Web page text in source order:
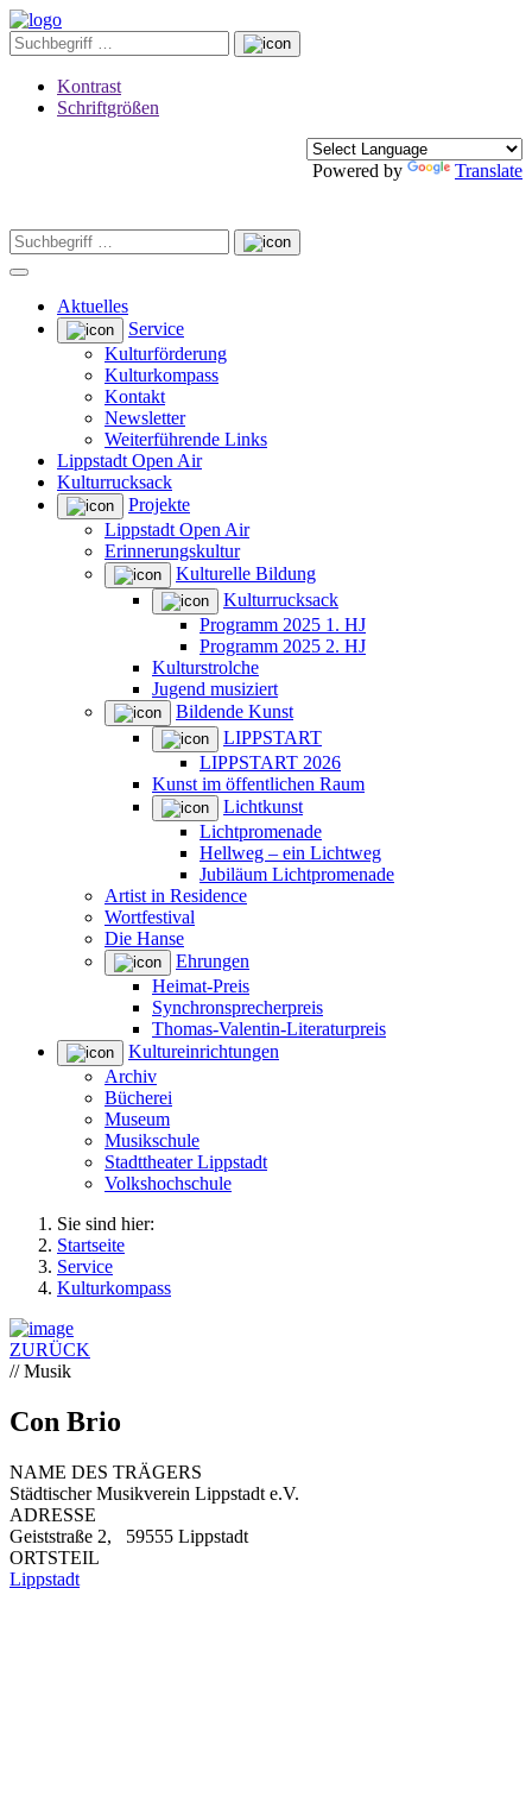
Kontrast
Schriftgrößen
Powered by Translate
Aktuelles
Service
Kulturförderung
Kulturkompass
Kontakt
Newsletter
Weiterführende Links
Lippstadt Open Air
Kulturrucksack
Projekte
Lippstadt Open Air
Erinnerungskultur
Kulturelle Bildung
Kulturrucksack
Programm 2025 1. HJ
Programm 2025 2. HJ
Kulturstrolche
Jugend musiziert
Bildende Kunst
LIPPSTART
LIPPSTART 2026
Kunst im öffentlichen Raum
Lichtkunst
Lichtpromenade
Hellweg – ein Lichtweg
Jubiläum Lichtpromenade
Artist in Residence
Wortfestival
Die Hanse
Ehrungen
Heimat-Preis
Synchronsprecherpreis
Thomas-Valentin-Literaturpreis
Kultureinrichtungen
Archiv
Bücherei
Museum
Musikschule
Stadttheater Lippstadt
Volkshochschule
Sie sind hier:
Startseite
Service
Kulturkompass
ZURÜCK
// Musik
Con Brio
NAME DES TRÄGERS
Städtischer Musikverein Lippstadt e.V.
ADRESSE
Geiststraße 2, 59555 Lippstadt
ORTSTEIL
Lippstadt